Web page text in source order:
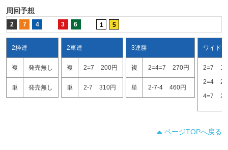
周回予想
2 7 4 3 6 1 5
2枠連
複 発売無し
単 発売無し
2車連
複 2=7 200円
単 2-7 310円
3連勝
複 2=4=7 270円
単 2-7-4 460円
ワイド
2=7
2=4
4=7
ページTOPへ戻る